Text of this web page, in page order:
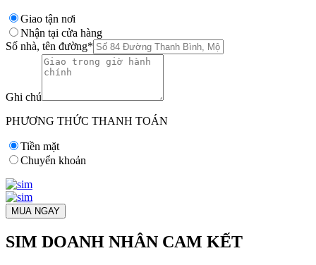
Giao tận nơi
Nhận tại cửa hàng
Số nhà, tên đường*
Ghi chú
PHƯƠNG THỨC THANH TOÁN
Tiền mặt
Chuyển khoản
MUA NGAY
SIM DOANH NHÂN CAM KẾT